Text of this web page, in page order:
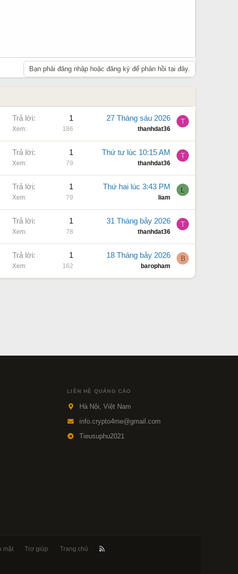
Bạn phải đăng nhập hoặc đăng ký để phản hồi tại đây.
Trả lời 1
Xem 186
27 Tháng sáu 2026
thanhdat36
T
Trả lời 1
Xem 79
Thứ tư lúc 10:15 AM
thanhdat36
T
Trả lời 1
Xem 79
Thứ hai lúc 3:43 PM
liam
L
Trả lời 1
Xem 78
31 Tháng bảy 2026
thanhdat36
T
Trả lời 1
Xem 162
18 Tháng bảy 2026
baropham
B
LIÊN HỆ QUẢNG CÁO
Hà Nội, Việt Nam
info.crypto4me@gmail.com
Tieusuphu2021
mật Trợ giúp Trang chủ